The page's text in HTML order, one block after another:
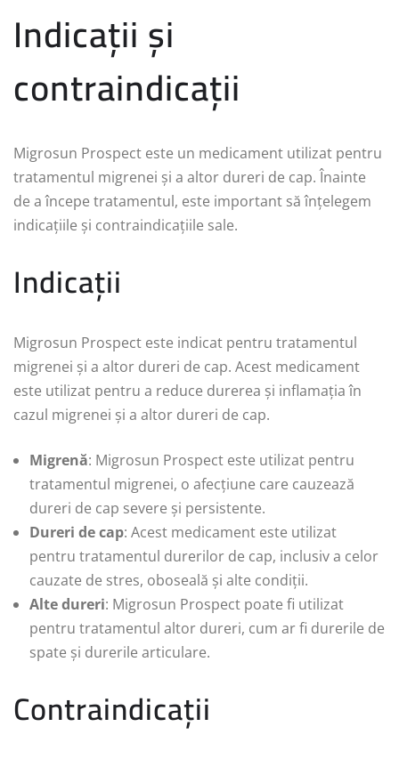
Indicații și
contraindicații
Migrosun Prospect este un medicament utilizat pentru
tratamentul migrenei și a altor dureri de cap. Înainte
de a începe tratamentul, este important să înțelegem
indicațiile și contraindicațiile sale.
Indicații
Migrosun Prospect este indicat pentru tratamentul
migrenei și a altor dureri de cap. Acest medicament
este utilizat pentru a reduce durerea și inflamația în
cazul migrenei și a altor dureri de cap.
Migrenă: Migrosun Prospect este utilizat pentru
tratamentul migrenei, o afecțiune care cauzează
dureri de cap severe și persistente.
Dureri de cap: Acest medicament este utilizat
pentru tratamentul durerilor de cap, inclusiv a celor
cauzate de stres, oboseală și alte condiții.
Alte dureri: Migrosun Prospect poate fi utilizat
pentru tratamentul altor dureri, cum ar fi durerile de
spate și durerile articulare.
Contraindicații